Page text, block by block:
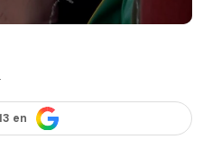
en